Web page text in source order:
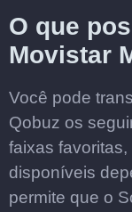
O que
Movistar
Você pode
Qobuz os
faixas
disponíveis
permite que o